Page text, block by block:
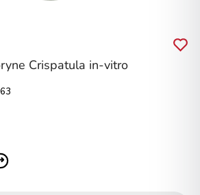
Crispatula in-vitro